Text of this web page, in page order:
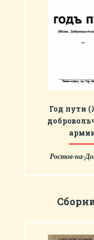
Год пути
Ростов-на-